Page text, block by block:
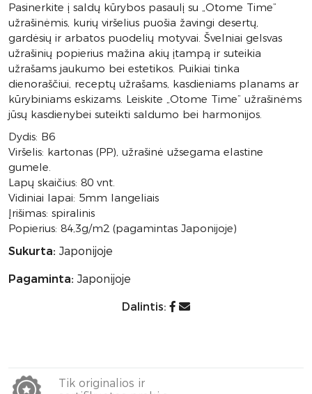
Pasinerkite į saldų kūrybos pasaulį su „Otome Time”
užrašinėmis, kurių viršelius puošia žavingi desertų,
gardėsių ir arbatos puodelių motyvai. Švelniai gelsvas
užrašinių popierius mažina akių įtampą ir suteikia
užrašams jaukumo bei estetikos. Puikiai tinka
dienoraščiui, receptų užrašams, kasdieniams planams ar
kūrybiniams eskizams. Leiskite „Otome Time” užrašinėms
jūsų kasdienybei suteikti saldumo bei harmonijos.
Dydis: B6
Viršelis: kartonas (PP), užrašinė užsegama elastine
gumele.
Lapų skaičius: 80 vnt.
Vidiniai lapai: 5mm langeliais
Įrišimas: spiralinis
Popierius: 84,3g/m2 (pagamintas Japonijoje)
Sukurta: Japonijoje
Pagaminta: Japonijoje
Dalintis:
Tik originalios ir